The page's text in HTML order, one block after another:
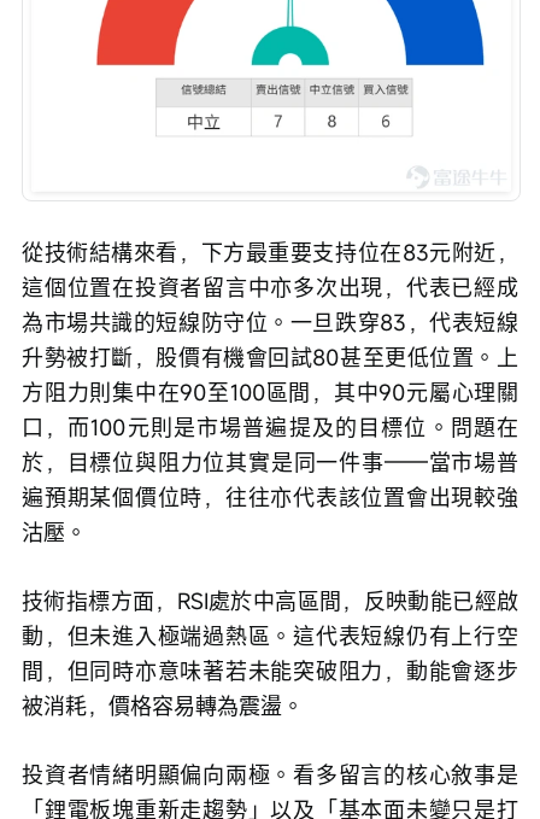
從技術結構來看，下方最重要支持位在83元附近，
這個位置在投資者留言中亦多次出現，代表已經成
為市場共識的短線防守位。一旦跌穿83，代表短線
升勢被打斷，股價有機會回試80甚至更低位置。上
方阻力則集中在90至100區間，其中90元屬心理關
口，而100元則是市場普遍提及的目標位。問題在
於，目標位與阻力位其實是同一件事——當市場普
遍預期某個價位時，往往亦代表該位置會出現較強
沽壓。
技術指標方面，RSI處於中高區間，反映動能已經啟
動，但未進入極端過熱區。這代表短線仍有上行空
間，但同時亦意味著若未能突破阻力，動能會逐步
被消耗，價格容易轉為震盪。
投資者情緒明顯偏向兩極。看多留言的核心敘事是
「鋰電板塊重新走趨勢」以及「基本面未變只是打